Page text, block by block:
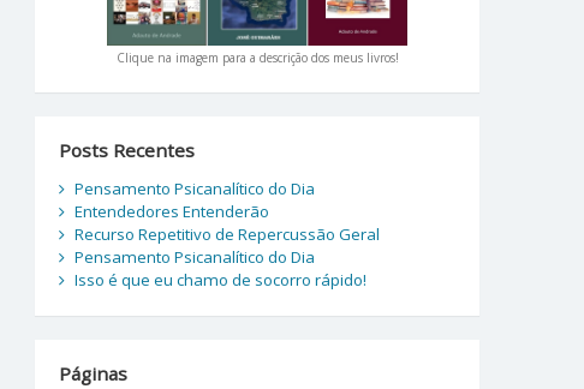
Clique na imagem para a descrição dos meus livros!
Posts Recentes
Pensamento Psicanalítico do Dia
Entendedores Entenderão
Recurso Repetitivo de Repercussão Geral
Pensamento Psicanalítico do Dia
Isso é que eu chamo de socorro rápido!
Páginas